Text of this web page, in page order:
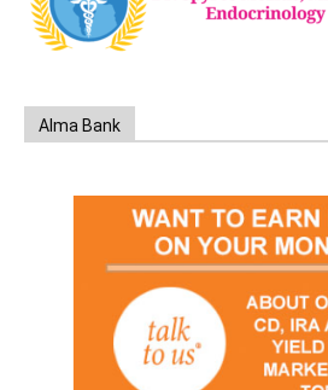
Alma Bank